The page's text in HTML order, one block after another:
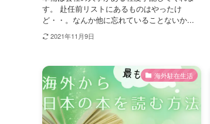
す。 赴任前リストにあるものはやったけ
ど・・。なんか他に忘れていることないか...
2021年11月9日
海外駐在生活